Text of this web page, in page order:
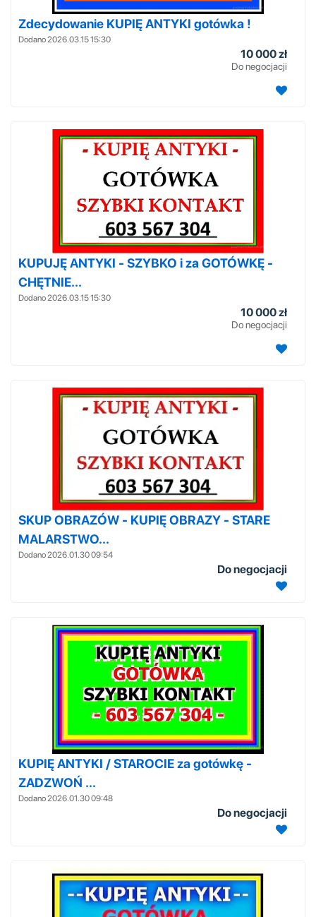
Zdecydowanie KUPIĘ ANTYKI gotówka !
Dodano 2026.03.15 15:30
10 000 zł
Do negocjacji
KUPUJĘ ANTYKI - SZYBKO i za GOTÓWKĘ -
CHĘTNIE...
Dodano 2026.03.15 15:30
10 000 zł
Do negocjacji
SKUP OBRAZÓW - KUPIĘ OBRAZY - STARE
MALARSTWO...
Dodano 2026.01.30 09:54
Do negocjacji
KUPIĘ ANTYKI / STAROCIE za gotówkę -
ZADZWOŃ ...
Dodano 2026.01.30 09:48
Do negocjacji